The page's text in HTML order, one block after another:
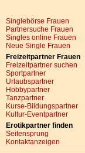
Singlebörse Frauen
Partnersuche Frauen
Singles online Frauen
Neue Single Frauen
Freizeitpartner Frauen
Freizeitpartner suchen
Sportpartner
Urlaubspartner
Hobbypartner
Tanzpartner
Kurse-Bildungspartner
Kultur-Eventpartner
Erotikpartner finden
Seitensprung
Kontaktanzeigen